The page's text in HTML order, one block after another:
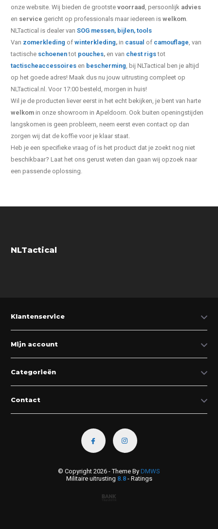
onze website.Wij bieden de grootstevoorraad, persoonlijk advies
en service gericht op professionals maar iedereen iswelkom.
NLTactical is dealer vanSOG messen, bijlen, tools
Van zomerkleding ofwinterkleding, in casual of camouflage, van
tactische schoenentot pouches, en van chest rigstot
tactischeaccessoires en bescherming, bij NLTactical ben je altijd
op het goede adres! Maak dus nu jouw uitrusting compleet op
NLTactical.nl. Voor 17:00 besteld, morgen in huis!
Wil je de producten liever eerst in het echt bekijken, je bent van harte
welkom in onze showroom in Apeldoorn. Ook buiten openingstijden
langskomen is geen probleem, neem eerst even contact op dan
zorgen wij dat de koffie voor je klaar staat.
Heb je een specifieke vraag of is het product dat je zoekt nog niet
beschikbaar? Laat het ons gerust weten dan gaan wij opzoek naar
een passende oplossing.
NLTactical
Klantenservice
Mijn account
Categorieën
Contact
© Copyright 2026 - Theme By DMWS
Militaire uitrusting 8.8- Ratings